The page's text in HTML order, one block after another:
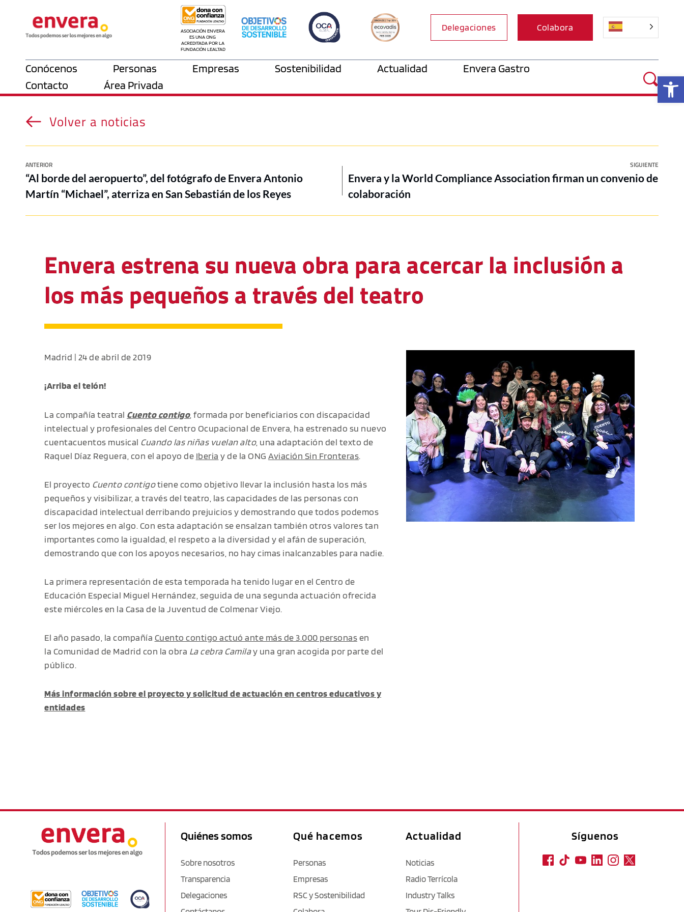
ASOCIACIÓN ENVERA
ES UNA ONG
ACREDITADA POR LA
FUNDACIÓN LEALTAD
Delegaciones Colabora
Conócenos Personas Empresas Sostenibilidad Actualidad
Envera Gastro
Contacto
Área Privada
Volver a noticias
ANTERIOR SIGUIENTE
“Al borde del aeropuerto”, del fotógrafo de Envera Antonio
Martín “Michael”, aterriza en San Sebastián de los Reyes
Envera y la World Compliance Association firman un convenio de
colaboración
Envera estrena su nueva obra para acercar la inclusión a
los más pequeños a través del teatro
Madrid | 24 de abril de 2019
¡Arriba el telón!
La compañía teatral Cuento contigo, formada por beneficiarios con discapacidad
intelectual y profesionales del Centro Ocupacional de Envera, ha estrenado su nuevo
cuentacuentos musical Cuando las niñas vuelan alto, una adaptación del texto de
Raquel Díaz Reguera, con el apoyo de Iberia y de la ONG Aviación Sin Fronteras.
El proyecto Cuento contigotiene como objetivo llevar la inclusión hasta los más
pequeños y visibilizar, a través del teatro, las capacidades de las personas con
discapacidad intelectual derribando prejuicios y demostrando que todos podemos
ser los mejores en algo. Con esta adaptación se ensalzan también otros valores tan
importantes como la igualdad, el respeto a la diversidad y el afán de superación,
demostrando que con los apoyos necesarios, no hay cimas inalcanzables para nadie.
La primera representación de esta temporada ha tenido lugar en el Centro de
Educación Especial Miguel Hernández, seguida de una segunda actuación ofrecida
este miércoles en la Casa de la Juventud de Colmenar Viejo.
El año pasado, la compañía Cuento contigo actuó ante más de 3.000 personasen
la Comunidad de Madrid con la obra La cebra Camilay una gran acogida por parte del
público.
Más información sobre el proyecto y solicitud de actuación en centros educativos y
entidades
Quiénes somos
Sobre nosotros
Transparencia
Delegaciones
Qué hacemos
Personas
Empresas
RSC y Sostenibilidad
Actualidad
Noticias
Radio Terrícola
Industry Talks
Síguenos